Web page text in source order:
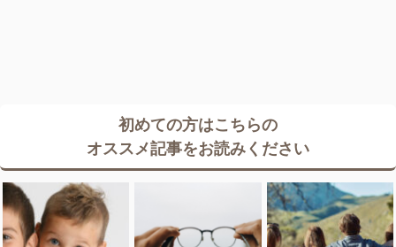
初めての方はこちらの
オススメ記事をお読みください